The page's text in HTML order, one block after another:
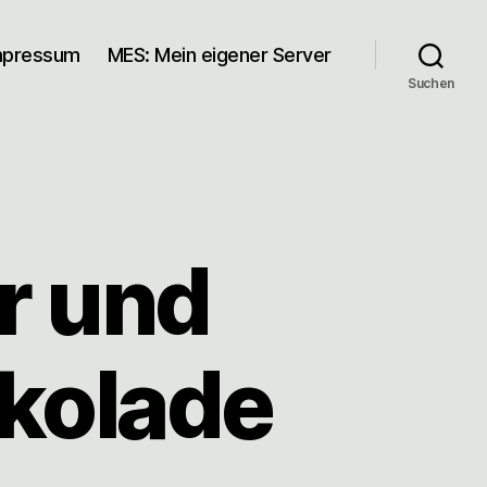
MES: Mein eigener Server
Suchen
und